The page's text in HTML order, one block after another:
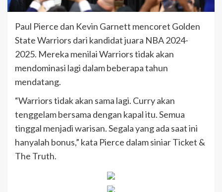
Paul Pierce dan Kevin Garnett mencoret Golden
State Warriors dari kandidat juara NBA 2024-
2025. Mereka menilai Warriors tidak akan
mendominasi lagi dalam beberapa tahun
mendatang.
“Warriors tidak akan sama lagi. Curry akan
tenggelam bersama dengan kapal itu. Semua
tinggal menjadi warisan. Segala yang ada saat ini
hanyalah bonus,” kata Pierce dalam siniar Ticket &
The Truth.